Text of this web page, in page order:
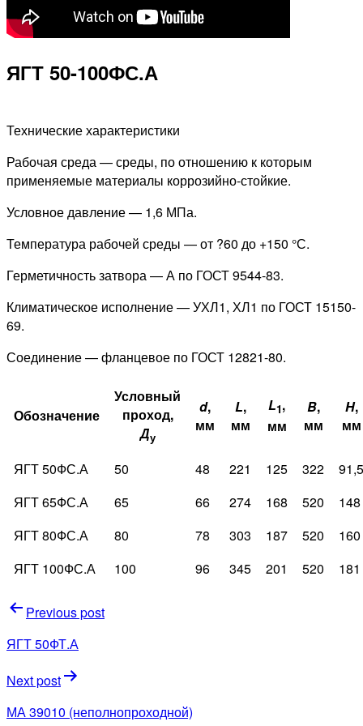
ЯГТ 50-100ФС.А
Технические характеристики
Рабочая среда — среды, по отношению к которым
применяемые материалы коррозийно-стойкие.
Условное давление — 1,6 МПа.
Температура рабочей среды — от ?60 до +150 °С.
Герметичность затвора — А по ГОСТ 9544-83.
Климатическое исполнение — УХЛ1, ХЛ1 по ГОСТ 15150-
69.
Соединение — фланцевое по ГОСТ 12821-80.
Обозначение
Условный
проход,
Ду
d,
мм
L,
мм
L1,
мм
B,
мм
H,
мм
ЯГТ 50ФС.А 50 48 221 125 322
91,5
ЯГТ 65ФС.А
65 66 274 168 520
148
ЯГТ 80ФС.А
80 78 303 187 520
160
ЯГТ 100ФС.А
100 96 345 201 520 181
Навигация
по
записям
Previous post
ЯГТ 50ФТ.А
Next post
МА 39010 (неполнопроходной)